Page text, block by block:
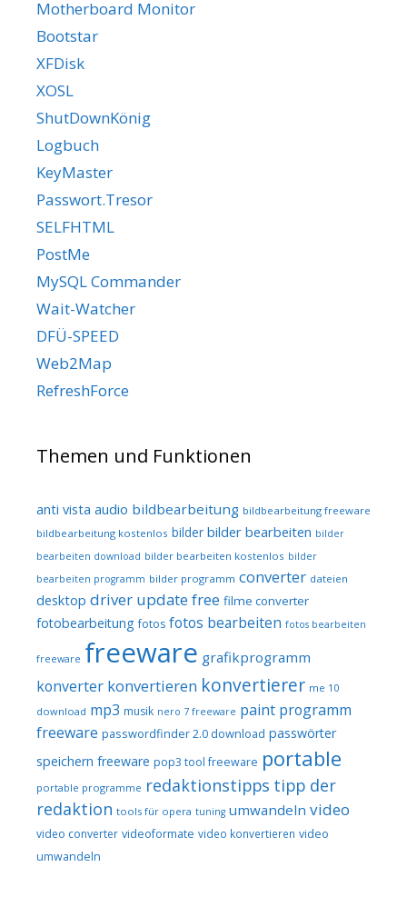
Motherboard Monitor
Bootstar
XFDisk
XOSL
ShutDownKönig
Logbuch
KeyMaster
Passwort.Tresor
SELFHTML
PostMe
MySQL Commander
Wait-Watcher
DFÜ-SPEED
Web2Map
RefreshForce
Themen und Funktionen
anti vista audio bildbearbeitung bildbearbeitung freeware
bildbearbeitung kostenlos bilder bilder bearbeiten bilder
bearbeiten download bilder bearbeiten kostenlos bilder
bearbeiten programm bilder programm converter dateien
desktop driver update free filme converter
fotobearbeitung fotos fotos bearbeiten fotos bearbeiten
freeware freeware grafikprogramm
konverter konvertieren konvertierer me 10
download mp3 musik nero 7 freeware paint programm
freeware passwordfinder 2.0 download passwörter
speichern freeware pop3 tool freeware portable
portable programme redaktionstipps tipp der
redaktion tools für opera tuning umwandeln video
video converter videoformate video konvertieren video
umwandeln